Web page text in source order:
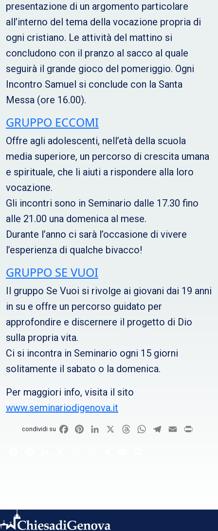
presentazione di un argomento particolare
all’interno del tema della vocazione propria di
ogni cristiano. Le attività del mattino si
concludono con il pranzo al sacco al quale
seguirà il grande gioco del pomeriggio. Ogni
Incontro Samuel si conclude con la Santa
Messa (ore 16.00).
GRUPPO ECCOMI
Offre agli adolescenti, nell’età della scuola
media superiore, un percorso di crescita umana
e spirituale, che li aiuti a rispondere alla loro
vocazione.
Gli incontri sono in Seminario dalle 17.30 fino
alle 21.00 una domenica al mese.
Durante l’anno ci sarà l’occasione di vivere
l’esperienza di qualche bivacco!
GRUPPO SE VUOI
Il gruppo Se Vuoi si rivolge ai giovani dai 19 anni
in su e offre un percorso guidato per
approfondire e discernere il progetto di Dio
sulla propria vita.
Ci si incontra in Seminario ogni 15 giorni
solitamente il sabato o la domenica.
Per maggiori info, visita il sito
www.seminariodigenova.it
condividi su FacebookPinterestLinkedIn ThreadsWhatsApp
Telegram
Email